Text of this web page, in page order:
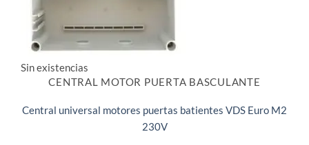
Sin existencias
CENTRAL MOTOR PUERTA BASCULANTE
Central universal motores puertas batientes VDS Euro M2
230V